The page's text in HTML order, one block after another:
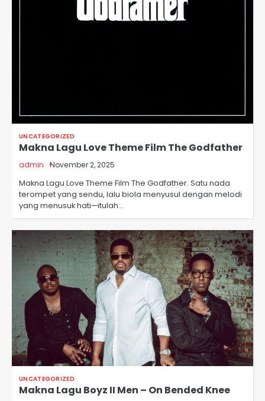
UNCATEGORIZED
Makna Lagu Love Theme Film The Godfather
admin November 2, 2025
Makna Lagu Love Theme Film The Godfather. Satu nada
terompet yang sendu, lalu biola menyusul dengan melodi
yang menusuk hati—itulah…
UNCATEGORIZED
Makna Lagu Boyz II Men – On Bended Knee